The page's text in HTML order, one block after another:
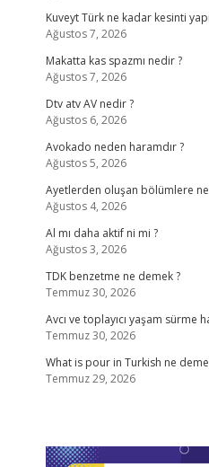
Kuveyt Türk ne kadar kesinti
Ağustos 7, 2026
Makatta kas spazmı nedir ?
Ağustos 7, 2026
Dtv atv AV nedir ?
Ağustos 6, 2026
Avokado neden haramdır ?
Ağustos 5, 2026
Ayetlerden oluşan bölümlere
Ağustos 4, 2026
Al mı daha aktif ni mi ?
Ağustos 3, 2026
TDK benzetme ne demek ?
Temmuz 30, 2026
Avcı ve toplayıcı yaşam sürme
Temmuz 30, 2026
What is pour in Turkish ne
Temmuz 29, 2026